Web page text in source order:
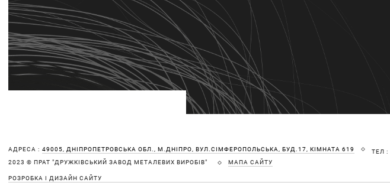
АДРЕСА : 49005, ДНІПРОПЕТРОВСЬКА ОБЛ., М.ДНІПРО, ВУЛ.СІМФЕРОПОЛЬСЬКА, БУД.17, КІМНАТА 619 ТЕЛ :
2023 © ПРАТ "ДРУЖКІВСЬКИЙ ЗАВОД МЕТАЛЕВИХ ВИРОБІВ"
МАПА САЙТУ
РОЗРОБКА І ДИЗАЙН САЙТУ